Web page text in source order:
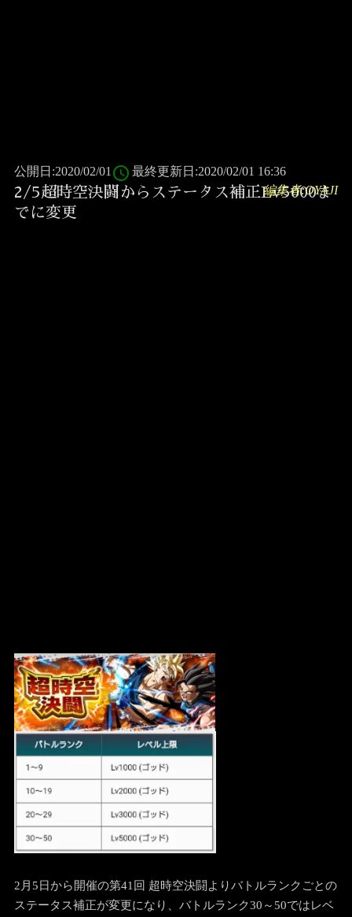
公開日:2020/02/01 access_time 最終更新日:2020/02/01 16:36
2/5超時空決闘からステータス補正Lv5000ま
でに変更
編集者:OYAJI
2月5日から開催の第41回 超時空決闘よりバトルランクごとの
ステータス補正が変更になり、バトルランク30～50ではレベ